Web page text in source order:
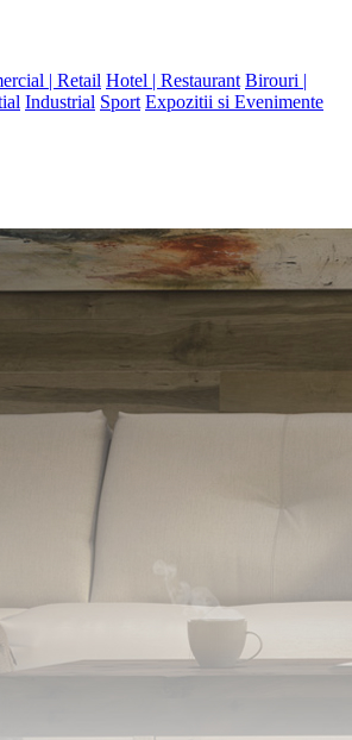
| Retail Hotel | Restaurant Birouri |
Industrial Sport Expozitii si Evenimente